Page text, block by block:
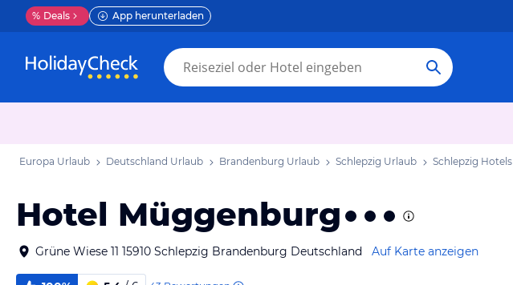
% Deals App herunterladen
Europa Urlaub Deutschland Urlaub Brandenburg Urlaub Schlepzig Urlaub Schlepzig Hotels
Hotel Müggenburg
Grüne Wiese 11 15910 Schlepzig Brandenburg Deutschland Auf Karte anzeigen